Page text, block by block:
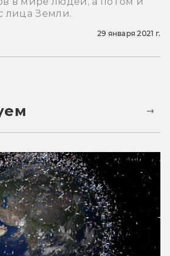
лица Земли.
29 января 2021 г.